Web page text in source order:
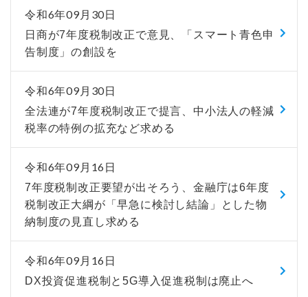
令和6年09月30日
日商が7年度税制改正で意見、「スマート青色申
告制度」の創設を
令和6年09月30日
全法連が7年度税制改正で提言、中小法人の軽減
税率の特例の拡充など求める
令和6年09月16日
7年度税制改正要望が出そろう、金融庁は6年度
税制改正大綱が「早急に検討し結論」とした物
納制度の見直し求める
令和6年09月16日
DX投資促進税制と5G導入促進税制は廃止へ